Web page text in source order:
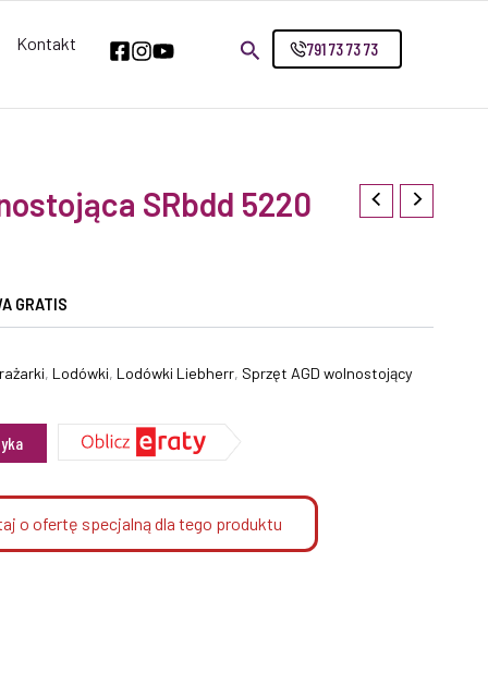
791 73 73 73
Kontakt
SRbdd 5220
GRATIS
, Lodówki, Lodówki Liebherr, Sprzęt AGD wolnostojący
o ofertę specjalną dla tego produktu